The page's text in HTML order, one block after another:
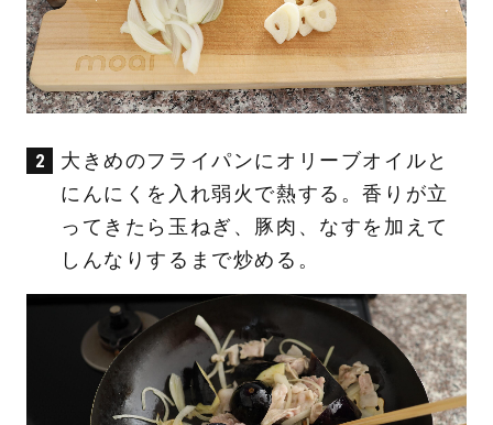
大きめのフライパンにオリーブオイルと
にんにくを入れ弱火で熱する。香りが立
ってきたら玉ねぎ、豚肉、なすを加えて
しんなりするまで炒める。